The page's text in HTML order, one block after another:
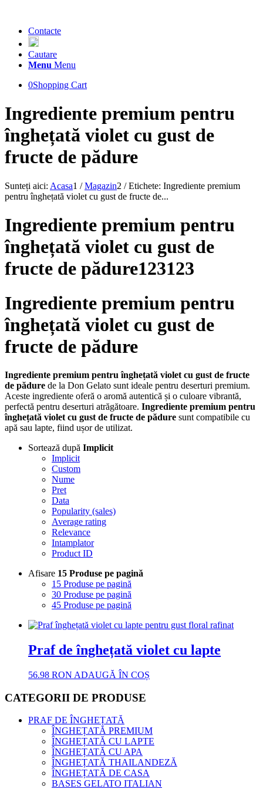
Contacte
Cautare
Menu Menu
0Shopping Cart
Ingrediente premium pentru
înghețată violet cu gust de
fructe de pădure
Sunteți aici: Acasa1 / Magazin2 / Etichete: Ingrediente premium
pentru înghețată violet cu gust de fructe de...
Ingrediente premium pentru
înghețată violet cu gust de
fructe de pădure123123
Ingrediente premium pentru
înghețată violet cu gust de
fructe de pădure
Ingrediente premium pentru înghețată violet cu gust de fructe
de pădure de la Don Gelato sunt ideale pentru deserturi premium.
Aceste ingrediente oferă o aromă autentică și o culoare vibrantă,
perfectă pentru deserturi atrăgătoare. Ingrediente premium pentru
înghețată violet cu gust de fructe de pădure sunt compatibile cu
apă sau lapte, fiind ușor de utilizat.
Sortează după Implicit
Implicit
Custom
Nume
Pret
Data
Popularity (sales)
Average rating
Relevance
Intamplator
Product ID
Afisare 15 Produse pe pagină
15 Produse pe pagină
30 Produse pe pagină
45 Produse pe pagină
Praf de înghețată violet cu lapte
56.98 RON ADAUGĂ ÎN COȘ
CATEGORII DE PRODUSE
PRAF DE ÎNGHEȚATĂ
ÎNGHEȚATĂ PREMIUM
ÎNGHEȚATĂ CU LAPTE
ÎNGHEȚATĂ CU APA
ÎNGHEȚATĂ THAILANDEZĂ
ÎNGHEȚATĂ DE CASA
BASES GELATO ITALIAN